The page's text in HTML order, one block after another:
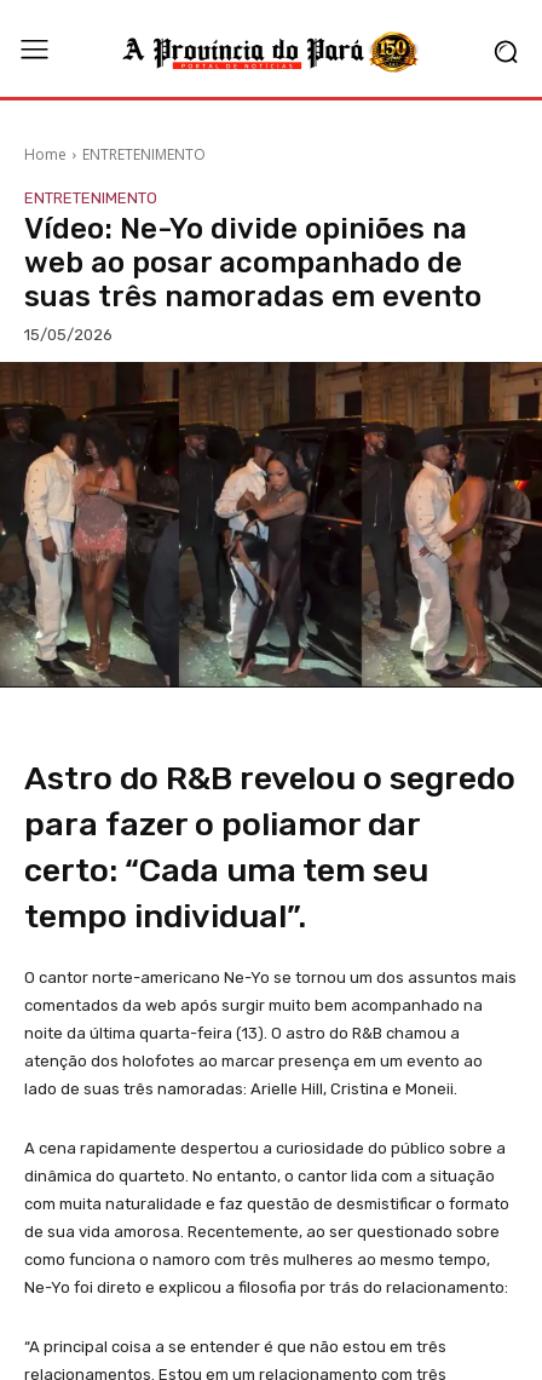
Home ENTRETENIMENTO
ENTRETENIMENTO
Vídeo: Ne-Yo divide opiniões na
web ao posar acompanhado de
suas três namoradas em evento
15/05/2026
Astro do R&B revelou o segredo
para fazer o poliamor dar
certo: “Cada uma tem seu
tempo individual”.
O cantor norte-americano Ne-Yo se tornou um dos assuntos mais
comentados da web após surgir muito bem acompanhado na
noite da última quarta-feira (13). O astro do R&B chamou a
atenção dos holofotes ao marcar presença em um evento ao
lado de suas três namoradas: Arielle Hill, Cristina e Moneii.
A cena rapidamente despertou a curiosidade do público sobre a
dinâmica do quarteto. No entanto, o cantor lida com a situação
com muita naturalidade e faz questão de desmistificar o formato
de sua vida amorosa. Recentemente, ao ser questionado sobre
como funciona o namoro com três mulheres ao mesmo tempo,
Ne-Yo foi direto e explicou a filosofia por trás do relacionamento:
“A principal coisa a se entender é que não estou em três
relacionamentos. Estou em um relacionamento com três